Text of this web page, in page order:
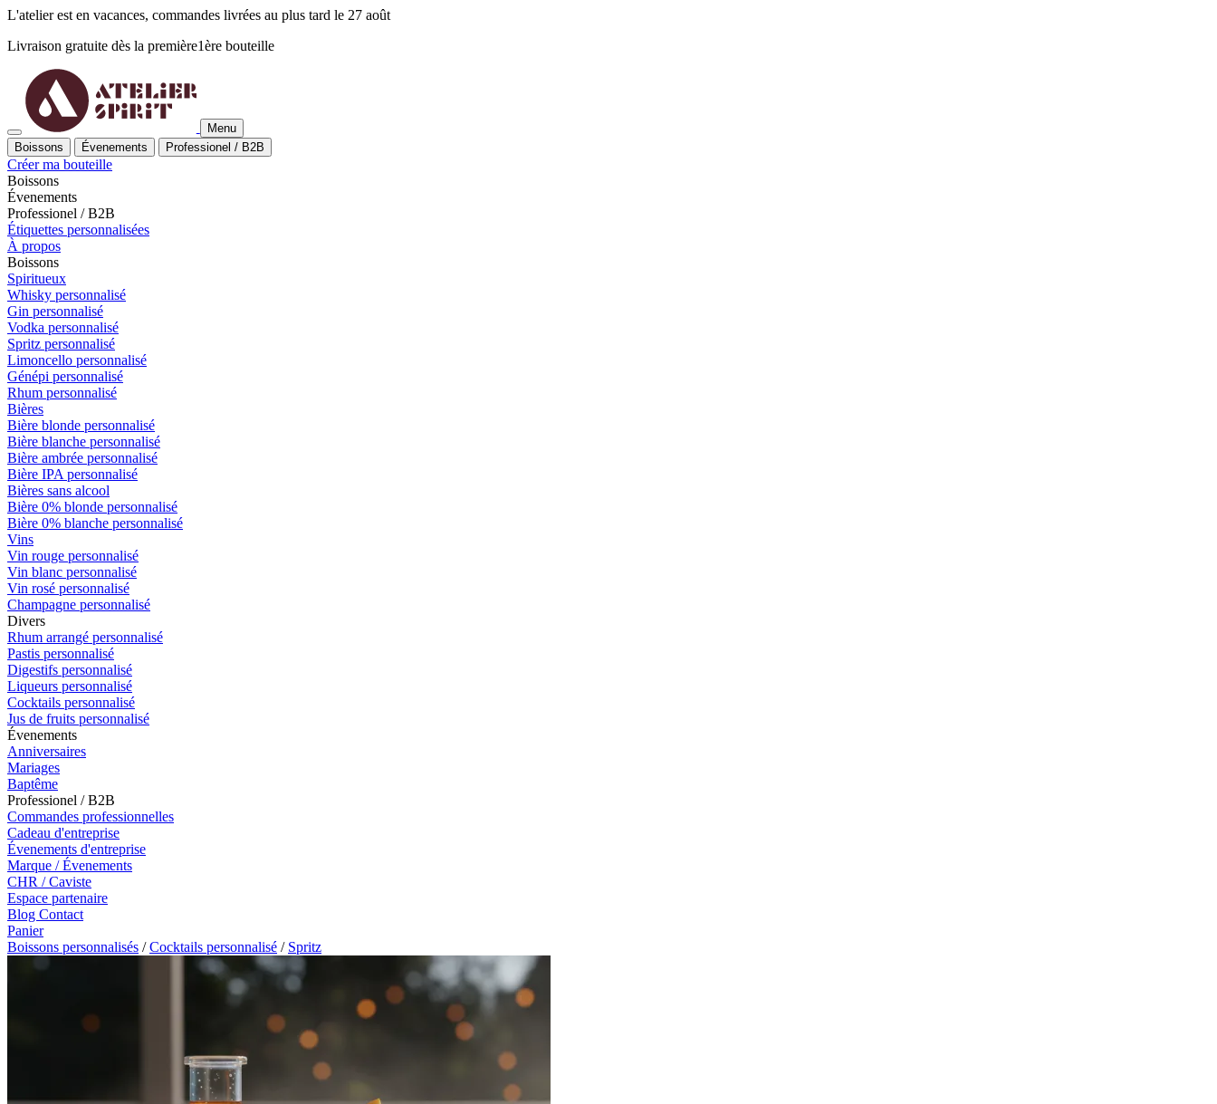
L'atelier est en vacances, commandes livrées au plus tard le 27 août
Livraison gratuite dès la première1ère bouteille
Menu
Boissons
Évenements Professionel / B2B
Créer ma bouteille
Boissons
Évenements
Professionel / B2B
Étiquettes personnalisées
À propos
Boissons
Spiritueux
Whisky personnalisé
Gin personnalisé
Vodka personnalisé
Spritz personnalisé
Limoncello personnalisé
Génépi personnalisé
Rhum personnalisé
Bières
Bière blonde personnalisé
Bière blanche personnalisé
Bière ambrée personnalisé
Bière IPA personnalisé
Bières sans alcool
Bière 0% blonde personnalisé
Bière 0% blanche personnalisé
Vins
Vin rouge personnalisé
Vin blanc personnalisé
Vin rosé personnalisé
Champagne personnalisé
Divers
Rhum arrangé personnalisé
Pastis personnalisé
Digestifs personnalisé
Liqueurs personnalisé
Cocktails personnalisé
Jus de fruits personnalisé
Évenements
Anniversaires
Mariages
Baptême
Professionel / B2B
Commandes professionnelles
Cadeau d'entreprise
Évenements d'entreprise
Marque / Évenements
CHR / Caviste
Espace partenaire
Blog Contact
Panier
Boissons personnalisés / Cocktails personnalisé / Spritz